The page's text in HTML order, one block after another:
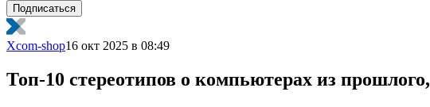
Подписаться
Xcom-shop16 окт 2025 в 08:49
Топ-10 стереотипов о компьютерах из